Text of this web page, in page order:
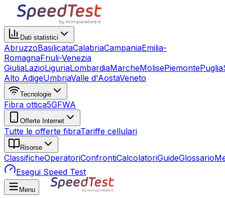
Dati statistici
AbruzzoBasilicataCalabriaCampaniaEmilia-
RomagnaFriuli-Venezia
GiuliaLazioLiguriaLombardiaMarcheMolisePiemontePuglia
Alto AdigeUmbriaValle d'AostaVeneto
Tecnologie
Fibra ottica5GFWA
Offerte Internet
Tutte le offerte fibraTariffe cellulari
Risorse
ClassificheOperatoriConfrontiCalcolatoriGuideGlossario
Esegui Speed Test
Menu